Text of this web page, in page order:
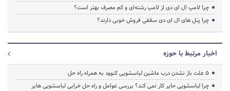
چرا لامپ ال ای دی از لامپ رشته‌ای و کم مصرف بهتر است؟
چرا پنل های ال ای دی سقفی فروش خوبی دارند؟
اخبار مرتبط با حوزه
5 علت باز نشدن درب ماشین لباسشویی کنوود به همراه راه حل
چرا لباسشویی حایر کار نمی کند؟ بررسی عوامل و راه حل خرابی لباسشویی هایر